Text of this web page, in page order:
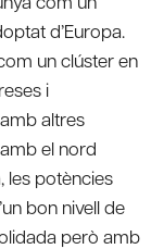
d’Europa.
un clúster en
i
altres
el nord
les potències
bon nivell de
però amb